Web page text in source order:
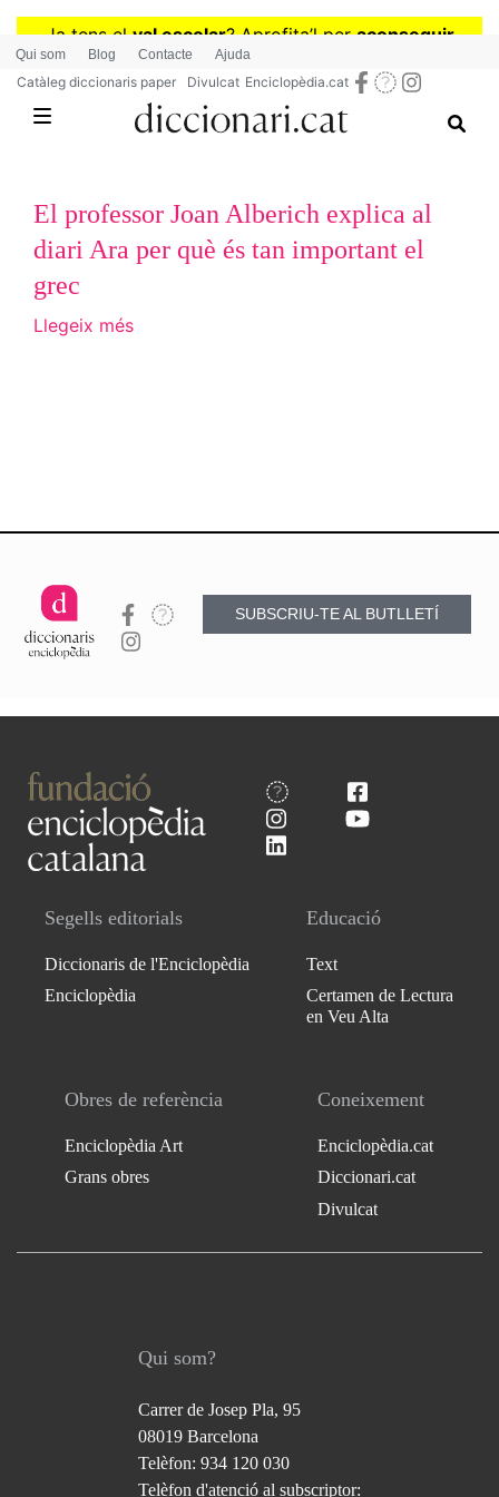
Vés
contingut
Ja tens elval escolar? Aprofita’l peraconseguir
diccionaris per a Primària o Secundària
Qui som Blog Contacte Ajuda
Catàleg diccionaris paper Divulcat Enciclopèdia.cat
El professor Joan Alberich explica al
diari Ara per què és tan important el
grec
Llegeix més
SUBSCRIU-TE AL BUTLLETÍ
Segells editorials
Diccionaris de l'Enciclopèdia
Enciclopèdia
Educació
Text
Certamen de Lectura
en Veu Alta
Obres de referència
Enciclopèdia Art
Grans obres
Coneixement
Enciclopèdia.cat
Diccionari.cat
Divulcat
Qui som?
Carrer de Josep Pla, 95
08019 Barcelona
Telèfon: 934 120 030
Telèfon d'atenció al subscriptor: